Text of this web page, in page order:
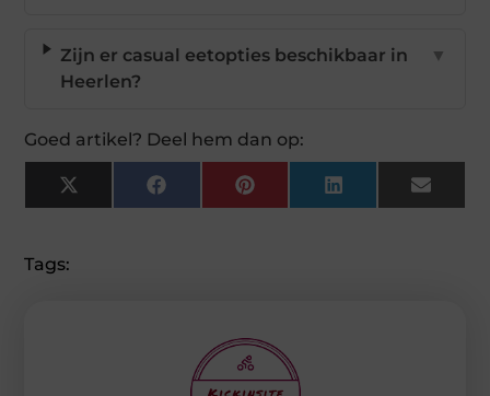
Zijn er casual eetopties beschikbaar in
Heerlen?
▼
Goed artikel? Deel hem dan op:
X
(Twitter)
FacebookPinterestLinkedIn Email
Tags: